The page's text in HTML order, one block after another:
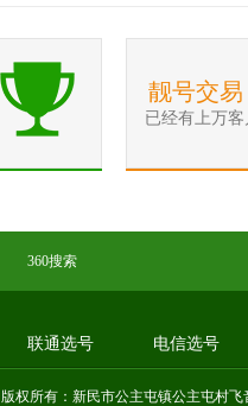
靓号交易
已经有上万
360搜索
联通选号 电信选号
版权所有：新民市公主屯镇公主屯村